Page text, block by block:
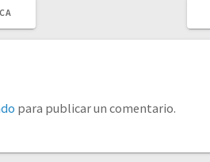
para publicar un comentario.